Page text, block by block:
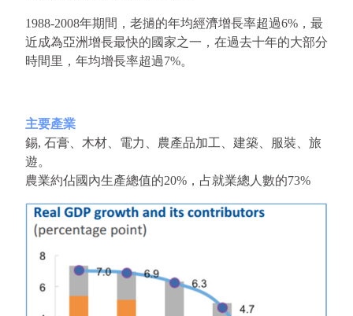
1988-2008年期間，老撾的年均經濟增長率超過6%，最
近成為亞洲增長最快的國家之一，在過去十年的大部分
時間里，年均增長率超過7%。
主要產業
錫, 石膏、木材、電力、農產品加工、建築、服裝、旅
遊。
農業約佔國內生產總值的20%，占就業總人數的73%